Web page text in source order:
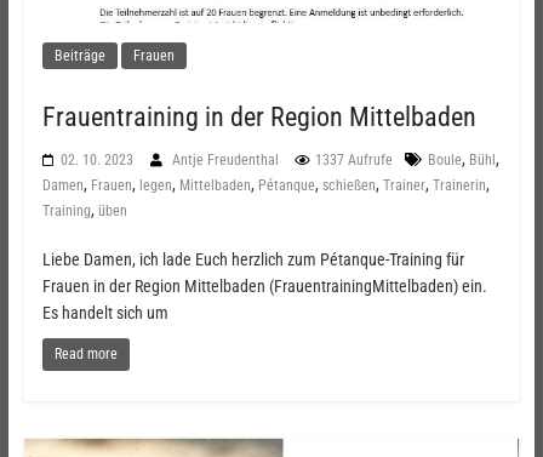
Beiträge Frauen
Frauentraining in der Region Mittelbaden
02. 10. 2023 Antje Freudenthal 1337 Aufrufe Boule, Bühl,
Damen, Frauen, legen, Mittelbaden, Pétanque, schießen, Trainer, Trainerin,
Training, üben
Liebe Damen, ich lade Euch herzlich zum Pétanque-Training für
Frauen in der Region Mittelbaden (FrauentrainingMittelbaden) ein.
Es handelt sich um
Read more